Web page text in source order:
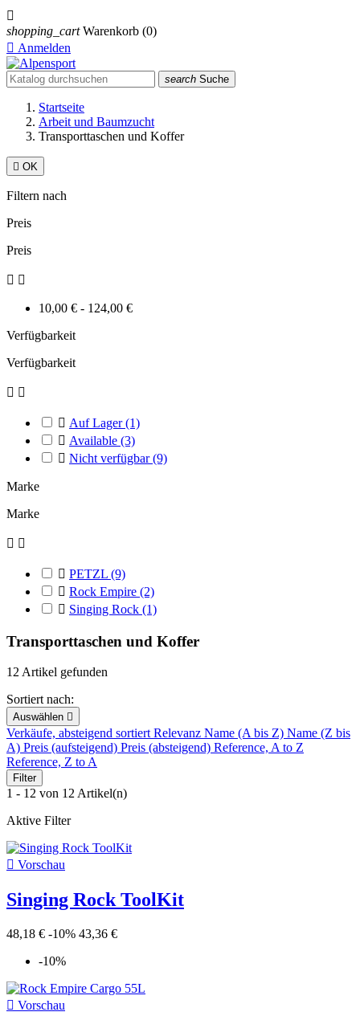

shopping_cart Warenkorb (0)
 Anmelden
search Suche
Startseite
Arbeit und Baumzucht
Transporttaschen und Koffer
 OK
Filtern nach
Preis
Preis
 
10,00 € - 124,00 €
Verfügbarkeit
Verfügbarkeit
 
 Auf Lager(1)
 Available (3)
 Nicht verfügbar(9)
Marke
Marke
 
 PETZL (9)
 Rock Empire (2)
 Singing Rock (1)
Transporttaschen und Koffer
12 Artikel gefunden
Sortiert nach:
Auswählen 
Verkäufe, absteigend sortiertRelevanz Name (A bis Z) Name (Z bis
A) Preis (aufsteigend) Preis (absteigend) Reference, A to Z
Reference, Z to A
Filter
1 - 12 von 12 Artikel(n)
Aktive Filter
 Vorschau
Singing Rock ToolKit
48,18 € -10% 43,36 €
-10%
 Vorschau